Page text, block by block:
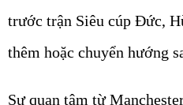
trước trận Siêu cúp Đức,
thêm hoặc chuyển hướng
Sự quan tâm từ